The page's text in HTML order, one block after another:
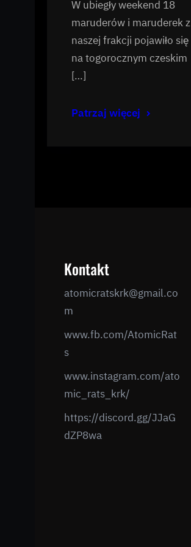
W ubiegły weekend 18
maruderów i maruderek z
naszej frakcji pojawiło się
na togorocznym czeskim
[…]
Patrzaj więcej
Kontakt
atomicratskrk@gmail.co
m​
www.fb.com/AtomicRat
s
www.instagram.com/ato
mic_rats_krk/
https://discord.gg/JJaG
dZP8wa